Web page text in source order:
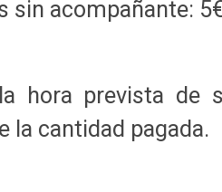
sin acompañante:
hora prevista de
la cantidad pagada.